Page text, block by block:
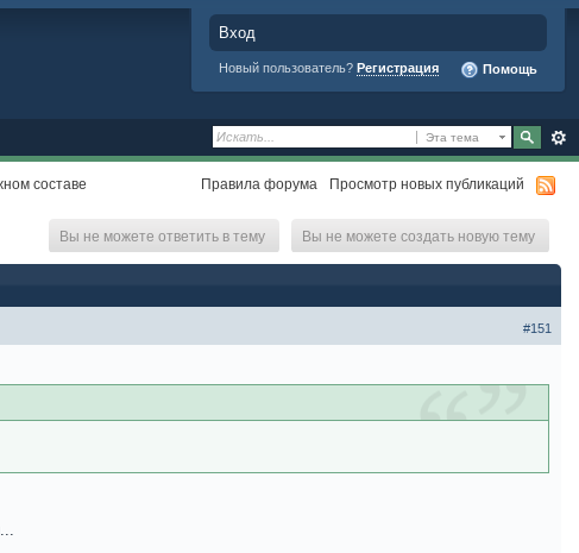
Вход
Новый пользователь? Регистрация Помощь
Эта тема
составе Правила форума Просмотр новых публикаций
Вы не можете создать новую тему
Вы не можете ответить в тему
#151